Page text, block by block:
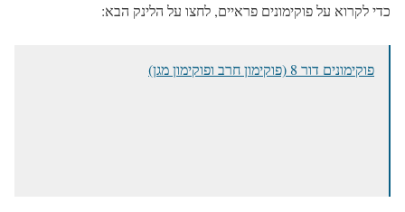
כדי לקרוא על פוקימונים פראיים, לחצו על הלינק הבא:
פוקימונים דור 8 (פוקימון חרב ופוקימון מגן)